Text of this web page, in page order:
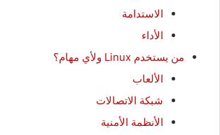
الاستدامة
الأداء
من يستخدم Linux ولأي مهام؟
الألعاب
شبكة الاتصالات
الأنظمة الأمنية